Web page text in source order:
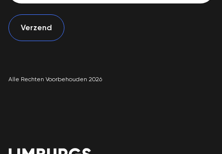
Alle Rechten Voorbehouden 2026